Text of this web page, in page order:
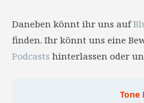
Daneben könnt ihr uns auf
finden. Ihr könnt uns eine
Podcasts hinterlassen oder